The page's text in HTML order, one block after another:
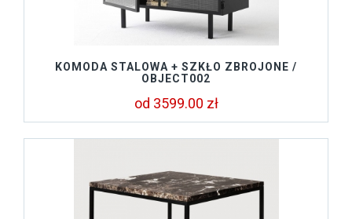
KOMODA STALOWA + SZKŁO ZBROJONE /
OBJECT002
od 3599.00 zł